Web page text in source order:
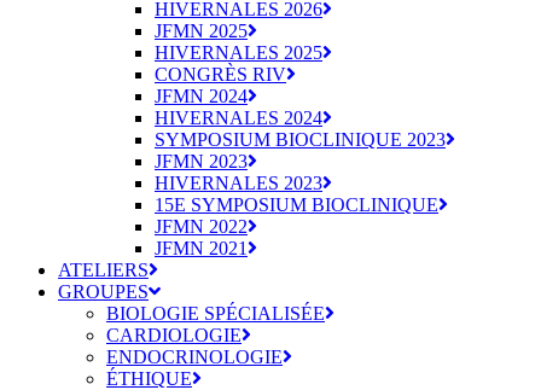
HIVERNALES 2026
JFMN 2025
HIVERNALES 2025
CONGRÈS RIV
JFMN 2024
HIVERNALES 2024
SYMPOSIUM BIOCLINIQUE 2023
JFMN 2023
HIVERNALES 2023
15E SYMPOSIUM BIOCLINIQUE
JFMN 2022
JFMN 2021
ATELIERS
GROUPES
BIOLOGIE SPÉCIALISÉE
CARDIOLOGIE
ENDOCRINOLOGIE
ÉTHIQUE